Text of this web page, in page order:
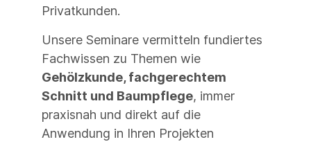
Privatkunden.
Unsere Seminare vermitteln fundiertes
Fachwissen zu Themen wie
Gehölzkunde, fachgerechtem
Schnitt und Baumpflege, immer
praxisnah und direkt auf die
Anwendung in Ihren Projekten